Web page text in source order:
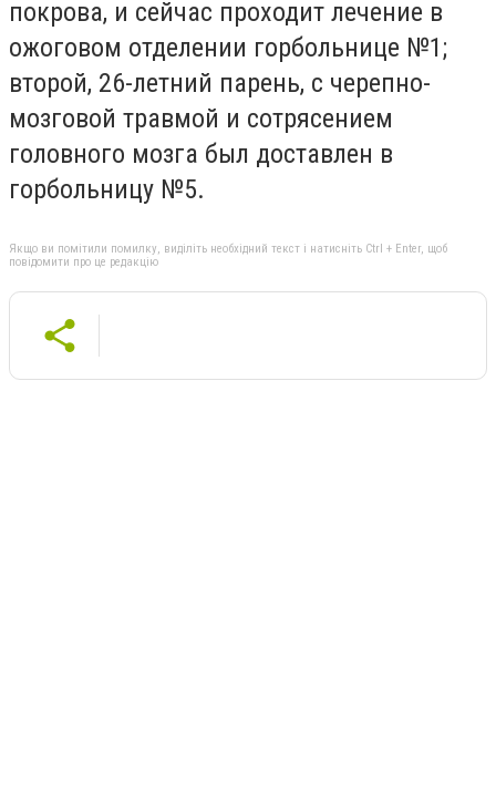
покрова, и сейчас проходит лечение в
ожоговом отделении горбольнице №1;
второй, 26-летний парень, с черепно-
мозговой травмой и сотрясением
головного мозга был доставлен в
горбольницу №5.
Якщо ви помітили помилку, виділіть необхідний текст і натисніть Ctrl + Enter, щоб
повідомити про це редакцію